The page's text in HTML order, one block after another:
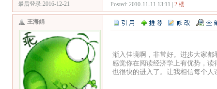
最后登录:2016-12-21
Posted: 2010-11-11 13:11 | 2 楼
王海娟
渐入佳境啊，非常好。进步大家
感觉你在阅读经济学上有优势，
也很快的进入了。让我相信每个